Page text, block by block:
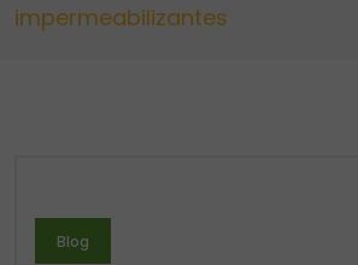
impermeabilizantes
Blog